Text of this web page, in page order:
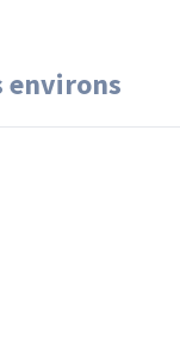
environs